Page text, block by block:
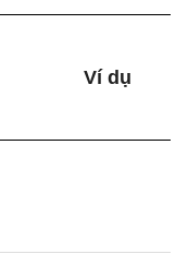
Ví dụ